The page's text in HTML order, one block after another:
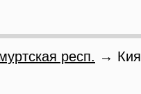
респ. →